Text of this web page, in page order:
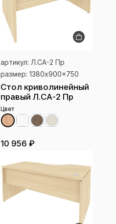
артикул: Л.СА-2 Пр
размер: 1380x900x750
Стол криволинейный
правый Л.СА-2 Пр
Цвет
10 956 ₽